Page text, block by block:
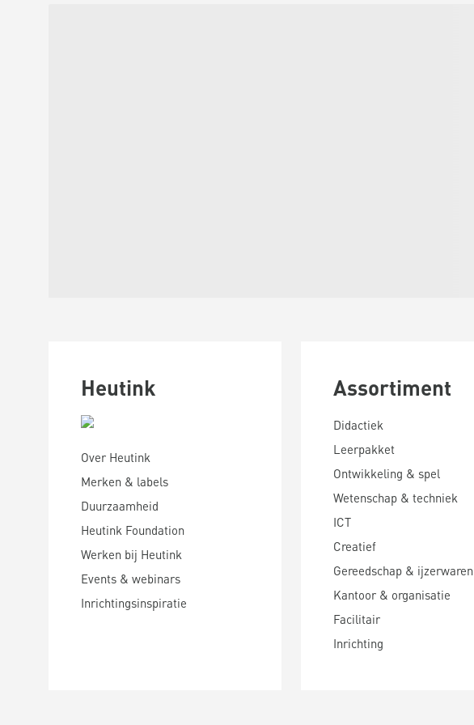
Heutink
Over Heutink
Merken & labels
Duurzaamheid
Heutink Foundation
Werken bij Heutink
Events & webinars
Inrichtingsinspiratie
Assortiment
Didactiek
Leerpakket
Ontwikkeling & spel
Wetenschap & techniek
ICT
Creatief
Gereedschap & ijzerwaren
Kantoor & organisatie
Facilitair
Inrichting